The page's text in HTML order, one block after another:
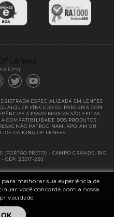
melhorar sua experiência de
você concorda com a nossa
OK
a King:
ESPECIALIZADA EM LENTES
VÍNCULO OU PARCERIA COM
A ESSAS MARCAS SÃO FEITAS
COMPATIBILIDADE DOS PRODUTOS.
NÃO PATROCINAM, APOIAM OU
DA KING OF LENSES.
(PORTÃO PRETO) - CAMPO GRANDE, RIO
- CEP: 23017-250
IMPORTAÇÃO E DISTRIBUIÇÃO DE
13.682.533 / 0001-42